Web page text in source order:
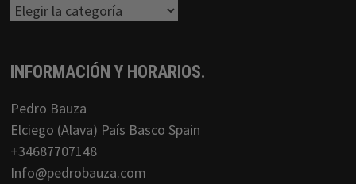
Categorias
INFORMACIÓN Y HORARIOS.
Pedro Bauza
Elciego (Alava) País Basco Spain
+34687707148
Info@pedrobauza.com